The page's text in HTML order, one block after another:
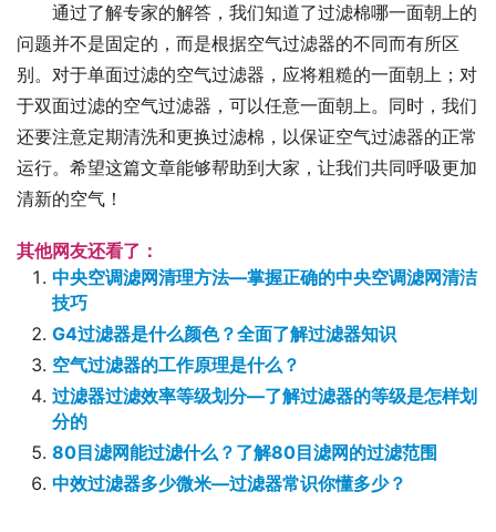
通过了解专家的解答，我们知道了过滤棉哪一面朝上的
问题并不是固定的，而是根据空气过滤器的不同而有所区
别。对于单面过滤的空气过滤器，应将粗糙的一面朝上；对
于双面过滤的空气过滤器，可以任意一面朝上。同时，我们
还要注意定期清洗和更换过滤棉，以保证空气过滤器的正常
运行。希望这篇文章能够帮助到大家，让我们共同呼吸更加
清新的空气！
其他网友还看了：
中央空调滤网清理方法—掌握正确的中央空调滤网清洁
技巧
G4过滤器是什么颜色？全面了解过滤器知识
空气过滤器的工作原理是什么？
过滤器过滤效率等级划分—了解过滤器的等级是怎样划
分的
80目滤网能过滤什么？了解80目滤网的过滤范围
中效过滤器多少微米—过滤器常识你懂多少？